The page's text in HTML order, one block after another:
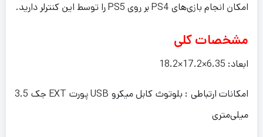
امکان انجام بازی‌های PS4 بر روی PS5 را توسط این کنترلر دارید.
مشخصات کلی
ابعاد: 6.35×17.2×18.2
امکانات ارتباطی : بلوتوث کابل میکرو USB پورت EXT جک 3.5
میلی‌متری